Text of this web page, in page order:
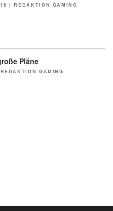
|REDAKTION GAMING
Pläne
REDAKTION GAMING